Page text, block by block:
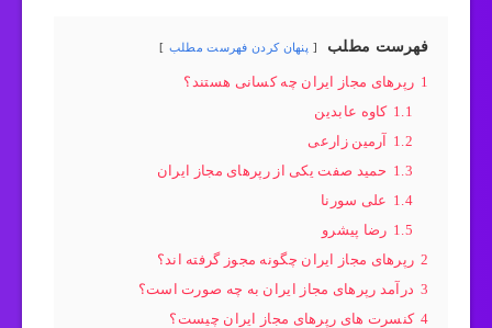
فهرست مطلب پنهان کردن فهرست مطلب
1 رپرهای مجاز ایران چه کسانی هستند؟
1.1 کاوه عابدین
1.2
آرمین زارعی
1.3 حمید صفت یکی از رپرهای مجاز ایران
1.4 علی سورنا
1.5 رضا پیشرو
2 رپرهای مجاز ایران چگونه مجوز گرفته اند؟
3 درآمد رپرهای مجاز ایران به چه صورت است؟
4 کنسرت های رپرهای مجاز ایران چیست؟